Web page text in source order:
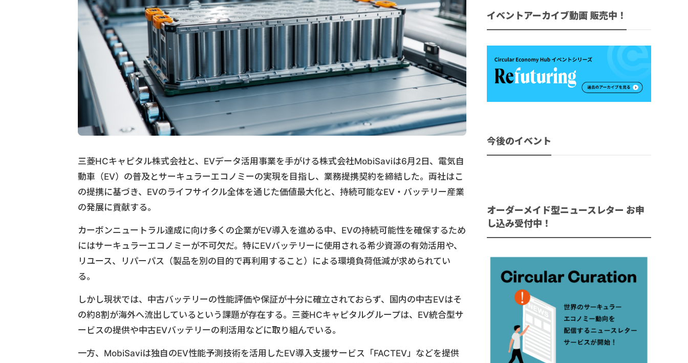
三菱HCキャピタル株式会社と、EVデータ活用事業を手がける株式会社MobiSaviは6月2日、電気自
動車（EV）の普及とサーキュラーエコノミーの実現を目指し、業務提携契約を締結した。両社はこ
の提携に基づき、EVのライフサイクル全体を通じた価値最大化と、持続可能なEV・バッテリー産業
の発展に貢献する。
カーボンニュートラル達成に向け多くの企業がEV導入を進める中、EVの持続可能性を確保するため
にはサーキュラーエコノミーが不可欠だ。特にEVバッテリーに使用される希少資源の有効活用や、
リユース、リパーパス（製品を別の目的で再利用すること）による環境負荷低減が求められてい
る。
しかし現状では、中古バッテリーの性能評価や保証が十分に確立されておらず、国内の中古EVはそ
の約8割が海外へ流出しているという課題が存在する。三菱HCキャピタルグループは、EV統合型サ
ービスの提供や中古EVバッテリーの利活用などに取り組んでいる。
一方、MobiSaviは独自のEV性能予測技術を活用したEV導入支援サービス「FACTEV」などを提供
イベントアーカイブ動画 販売中！
今後のイベント
オーダーメイド型ニュースレター お申
し込み受付中！